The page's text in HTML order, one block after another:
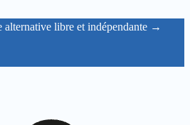
libre et indépendante →